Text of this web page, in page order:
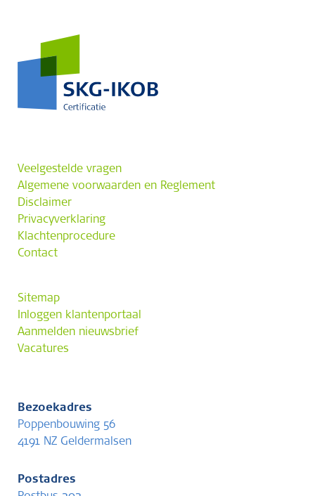
Veelgestelde vragen
Algemene voorwaarden en Reglement
Disclaimer
Privacyverklaring
Klachtenprocedure
Contact
Sitemap
Inloggen klantenportaal
Aanmelden nieuwsbrief
Vacatures
Bezoekadres
Poppenbouwing 56
4191 NZ Geldermalsen
Postadres